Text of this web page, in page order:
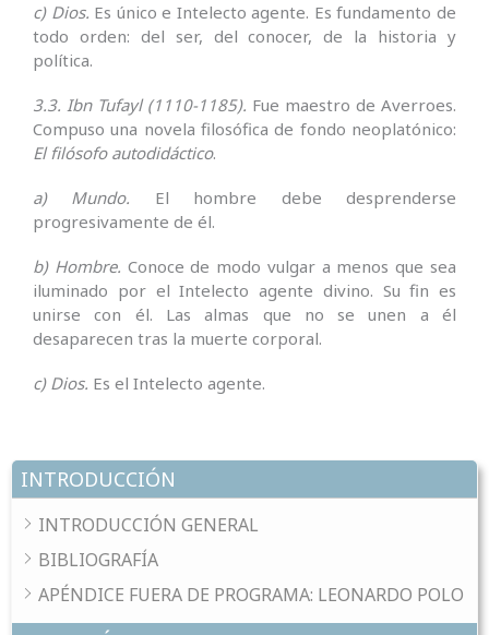
INTRODUCCIÓN
INTRODUCCIÓN GENERAL
BIBLIOGRAFÍA
APÉNDICE FUERA DE PROGRAMA: LEONARDO POLO
c) Dios. Es único e Intelecto agente. Es fundamento de
todo orden: del ser, del conocer, de la historia y
política.
3.3. Ibn Tufayl (1110-1185). Fue maestro de Averroes.
Compuso una novela filosófica de fondo neoplatónico:
El filósofo autodidáctico.
a) Mundo. El hombre debe desprenderse
progresivamente de él.
b) Hombre. Conoce de modo vulgar a menos que sea
iluminado por el Intelecto agente divino. Su fin es
unirse con él. Las almas que no se unen a él
desaparecen tras la muerte corporal.
c) Dios. Es el Intelecto agente.